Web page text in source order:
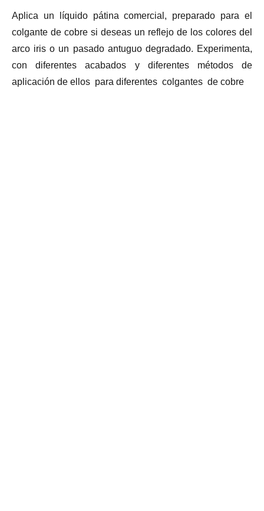
Aplica un líquido pátina comercial, preparado para el
colgante de cobre si deseas un reflejo de los colores del
arco iris o un pasado antuguo degradado. Experimenta,
con diferentes acabados y diferentes métodos de
aplicación de ellos para diferentes colgantes de cobre